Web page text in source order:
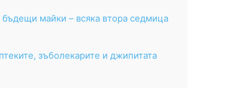
майки – всяка втора седмица
зъболекарите и джипитата